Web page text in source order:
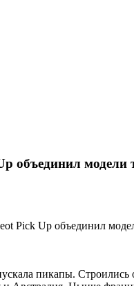
объединил модели
Pick Up объединил
пикапы.